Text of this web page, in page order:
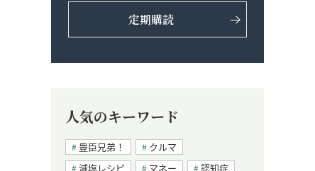
定期購読
人気のキーワード
豊臣兄弟！
クルマ
減塩レシピ
マネー
認知症